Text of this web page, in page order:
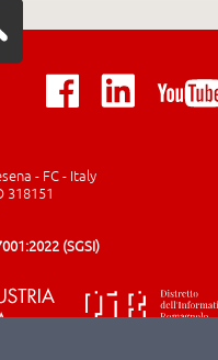
- FC - Italy
318151
(SGSI)